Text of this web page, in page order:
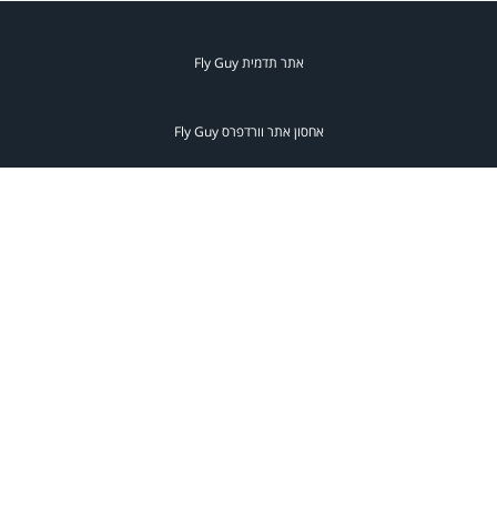
אתר תדמיתFly Guy
אחסון אתר וורדפרסFly Guy